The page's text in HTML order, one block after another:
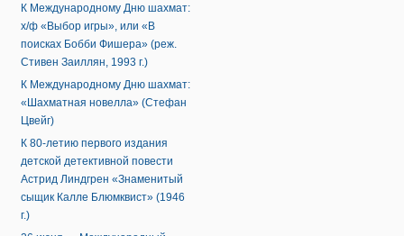
К Международному Дню шахмат:
х/ф «Выбор игры», или «В
поисках Бобби Фишера» (реж.
Стивен Заиллян, 1993 г.)
К Международному Дню шахмат:
«Шахматная новелла» (Стефан
Цвейг)
К 80-летию первого издания
детской детективной повести
Астрид Линдгрен «Знаменитый
сыщик Калле Блюмквист» (1946
г.)